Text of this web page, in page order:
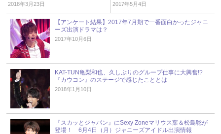
2018年3月23日 2017年5月4日
【アンケート結果】2017年7月期で一番面白かったジャニ
ーズ出演ドラマは？
2017年10月6日
KAT-TUN亀梨和也、久しぶりのグループ仕事に大興奮!?
『カウコン』のステージで感じたこととは
2018年1月10日
『スカッとジャパン』にSexy Zoneマリウス葉＆松島聡が
登場！ 6月4日（月）ジャニーズアイドル出演情報